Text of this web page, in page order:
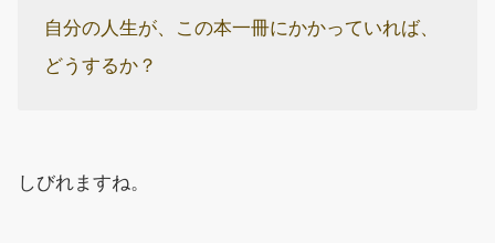
自分の人生が、この本一冊にかかっていれば、
どうするか？
しびれますね。